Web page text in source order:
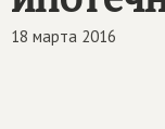
18 марта 2016